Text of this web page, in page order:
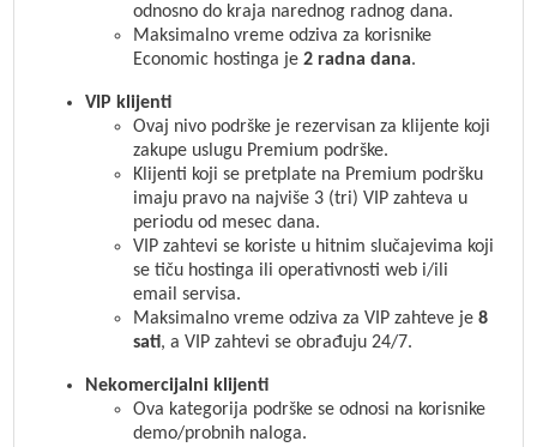
odnosno do kraja narednog radnog dana.
Maksimalno vreme odziva za korisnike
Economic hostinga je2 radna dana.
VIP klijenti
Ovaj nivo podrške je rezervisan za klijente koji
zakupe uslugu Premium podrške.
Klijenti koji se pretplate na Premium podršku
imaju pravo na najviše 3 (tri) VIP zahteva u
periodu od mesec dana.
VIP zahtevi se koriste u hitnim slučajevima koji
se tiču hostinga ili operativnosti web i/ili
email servisa.
Maksimalno vreme odziva za VIP zahteve je8
sati, a VIP zahtevi se obrađuju 24/7.
Nekomercijalni klijenti
Ova kategorija podrške se odnosi na korisnike
demo/probnih naloga.